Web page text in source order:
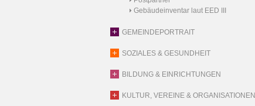
Gebäudeinventar laut EED III
GEMEINDEPORTRAIT
SOZIALES & GESUNDHEIT
BILDUNG & EINRICHTUNGEN
KULTUR, VEREINE & ORGANISATIONEN